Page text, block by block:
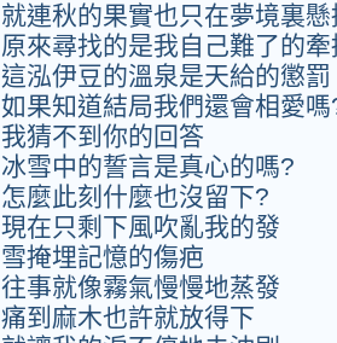
就連秋的果實也只在夢境裏懸
原來尋找的是我自己難了的牽
這泓伊豆的溫泉是天給的懲罰
如果知道結局我們還會相愛嗎
我猜不到你的回答
冰雪中的誓言是真心的嗎?
怎麼此刻什麼也沒留下?
現在只剩下風吹亂我的發
雪掩埋記憶的傷疤
往事就像霧氣慢慢地蒸發
痛到麻木也許就放得下